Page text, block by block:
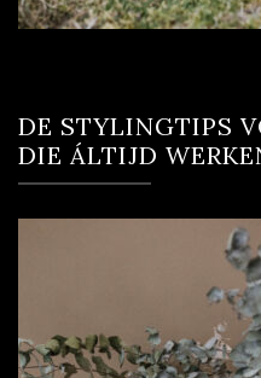
DE STYLINGTIPS
DIE ÁLTIJD